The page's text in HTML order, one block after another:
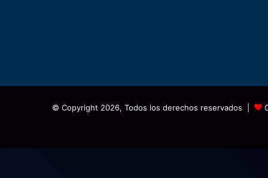
© Copyright 2026, Todos los derechos reservados |